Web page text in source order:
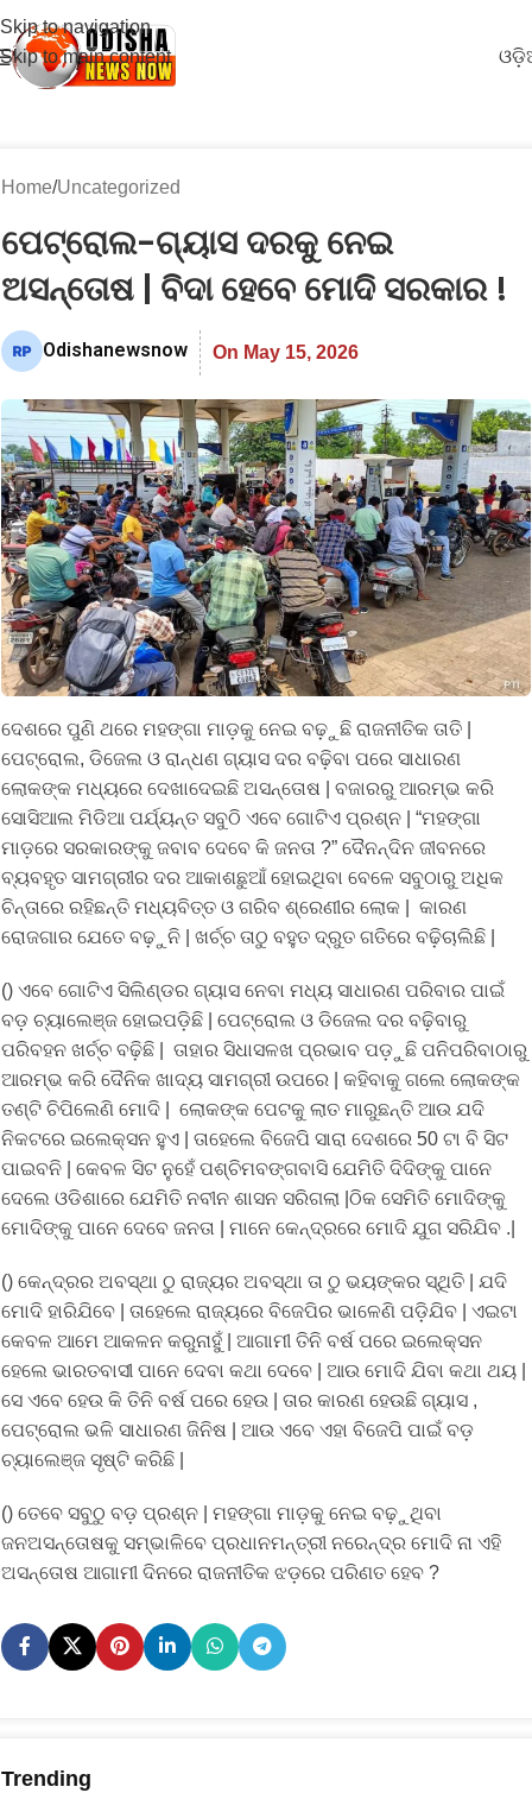
Skip to navigation
Skip to main content
Home Uncategorized
ପେଟ୍ରୋଲ-ଗ୍ୟାସ ଦରକୁ ନେଇ
ଅସନ୍ତୋଷ | ବିଦା ହେବେ ମୋଦି ସରକାର !
Odishanewsnow On May 15, 2026
ଦେଶରେ ପୁଣି ଥରେ ମହଙ୍ଗା ମାଡ଼କୁ ନେଇ ବଢ଼ୁଛି ରାଜନୀତିକ ତାତି |
ପେଟ୍ରୋଲ, ଡିଜେଲ ଓ ରାନ୍ଧଣ ଗ୍ୟାସ ଦର ବଢ଼ିବା ପରେ ସାଧାରଣ
ଲୋକଙ୍କ ମଧ୍ୟରେ ଦେଖାଦେଇଛି ଅସନ୍ତୋଷ | ବଜାରରୁ ଆରମ୍ଭ କରି
ସୋସିଆଲ ମିଡିଆ ପର୍ଯ୍ୟନ୍ତ ସବୁଠି ଏବେ ଗୋଟିଏ ପ୍ରଶ୍ନ | “ମହଙ୍ଗା
ମାଡ଼ରେ ସରକାରଙ୍କୁ ଜବାବ ଦେବେ କି ଜନତା ?” ଦୈନନ୍ଦିନ ଜୀବନରେ
ବ୍ୟବହୃତ ସାମଗ୍ରୀର ଦର ଆକାଶଛୁଆଁ ହୋଇଥିବା ବେଳେ ସବୁଠାରୁ ଅଧିକ
ଚିନ୍ତାରେ ରହିଛନ୍ତି ମଧ୍ୟବିତ୍ତ ଓ ଗରିବ ଶ୍ରେଣୀର ଲୋକ | କାରଣ
ରୋଜଗାର ଯେତେ ବଢ଼ୁନି | ଖର୍ଚ୍ଚ ତାଠୁ ବହୁତ ଦ୍ରୁତ ଗତିରେ ବଢ଼ିଚାଲିଛି |
() ଏବେ ଗୋଟିଏ ସିଲିଣ୍ଡର ଗ୍ୟାସ ନେବା ମଧ୍ୟ ସାଧାରଣ ପରିବାର ପାଇଁ
ବଡ଼ ଚ୍ୟାଲେଞ୍ଜ ହୋଇପଡ଼ିଛି | ପେଟ୍ରୋଲ ଓ ଡିଜେଲ ଦର ବଢ଼ିବାରୁ
ପରିବହନ ଖର୍ଚ୍ଚ ବଢ଼ିଛି | ତାହାର ସିଧାସଳଖ ପ୍ରଭାବ ପଡ଼ୁଛି ପନିପରିବାଠାରୁ
ଆରମ୍ଭ କରି ଦୈନିକ ଖାଦ୍ୟ ସାମଗ୍ରୀ ଉପରେ | କହିବାକୁ ଗଲେ ଲୋକଙ୍କ
ତଣ୍ଟି ଚିପିଲେଣି ମୋଦି | ଲୋକଙ୍କ ପେଟକୁ ଲାତ ମାରୁଛନ୍ତି ଆଉ ଯଦି
ନିକଟରେ ଇଲେକ୍ସନ ହୁଏ | ତାହେଲେ ବିଜେପି ସାରା ଦେଶରେ 50 ଟା ବି ସିଟ
ପାଇବନି | କେବଳ ସିଟ ନୁହେଁ ପଶ୍ଚିମବଙ୍ଗବାସି ଯେମିତି ଦିଦିଙ୍କୁ ପାନେ
ଦେଲେ ଓଡିଶାରେ ଯେମିତି ନବୀନ ଶାସନ ସରିଗଲା |ଠିକ ସେମିତି ମୋଦିଙ୍କୁ
ମୋଦିଙ୍କୁ ପାନେ ଦେବେ ଜନତା | ମାନେ କେନ୍ଦ୍ରରେ ମୋଦି ଯୁଗ ସରିଯିବ .|
() କେନ୍ଦ୍ରର ଅବସ୍ଥା ଠୁ ରାଜ୍ୟର ଅବସ୍ଥା ତା ଠୁ ଭୟଙ୍କର ସ୍ଥିତି | ଯଦି
ମୋଦି ହାରିଯିବେ | ତାହେଲେ ରାଜ୍ୟରେ ବିଜେପିର ଭାଳେଣି ପଡ଼ିଯିବ | ଏଇଟା
କେବଳ ଆମେ ଆକଳନ କରୁନାହୁଁ | ଆଗାମୀ ତିନି ବର୍ଷ ପରେ ଇଲେକ୍ସନ
ହେଲେ ଭାରତବାସୀ ପାନେ ଦେବା କଥା ଦେବେ | ଆଉ ମୋଦି ଯିବା କଥା ଥୟ |
ସେ ଏବେ ହେଉ କି ତିନି ବର୍ଷ ପରେ ହେଉ | ତାର କାରଣ ହେଉଛି ଗ୍ୟାସ ,
ପେଟ୍ରୋଲ ଭଳି ସାଧାରଣ ଜିନିଷ | ଆଉ ଏବେ ଏହା ବିଜେପି ପାଇଁ ବଡ଼
ଚ୍ୟାଲେଞ୍ଜ ସୃଷ୍ଟି କରିଛି |
() ତେବେ ସବୁଠୁ ବଡ଼ ପ୍ରଶ୍ନ | ମହଙ୍ଗା ମାଡ଼କୁ ନେଇ ବଢ଼ୁଥିବା
ଜନଅସନ୍ତୋଷକୁ ସମ୍ଭାଳିବେ ପ୍ରଧାନମନ୍ତ୍ରୀ ନରେନ୍ଦ୍ର ମୋଦି ନା ଏହି
ଅସନ୍ତୋଷ ଆଗାମୀ ଦିନରେ ରାଜନୀତିକ ଝଡ଼ରେ ପରିଣତ ହେବ ?
Trending